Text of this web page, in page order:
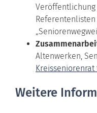
Altenwerken,
Kreisseniorenrat
Weitere